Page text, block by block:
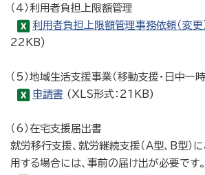
（4）利用者負担上限額管理
利用者負担上限額管理事務依頼（変更
22KB)
（5）地域生活支援事業（移動支援・日中一時
申請書 (XLS形式：21KB)
（6）在宅支援届出書
就労移行支援、就労継続支援（A型、B型）
用する場合には、事前の届け出が必要です。